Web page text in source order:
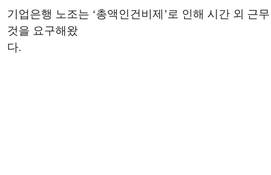
기업은행 노조는 ‘총액인건비제’로 인해 시간 외 근
것을 요구해왔
다.